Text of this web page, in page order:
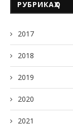
РУБРИКАҲО
2017
2018
2019
2020
2021